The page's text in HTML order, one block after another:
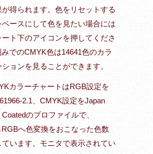
得られます。色をリセットする
ースにして色を見たい場合には
ート下のアイコンを押してくださ
でのCMYK色は14641色のカラ
ョンを見ることができます。
カラーチャートはRGB設定を
2.1、CMYK設定をJapan
のプロファイルで、
へ色変換をおこなった色数
います。モニタで表示されてい